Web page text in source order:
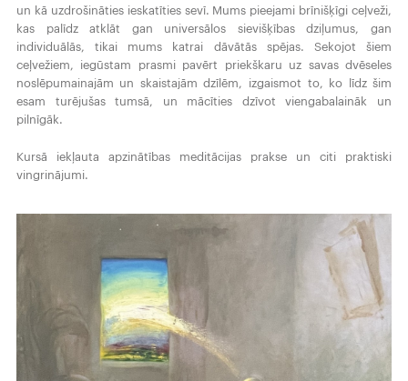
un kā uzdrošināties ieskatīties sevī. Mums pieejami brīnišķīgi ceļveži,
kas palīdz atklāt gan universālos sievišķības dziļumus, gan
individuālās, tikai mums katrai dāvātās spējas. Sekojot šiem
ceļvežiem, iegūstam prasmi pavērt priekškaru uz savas dvēseles
noslēpumainajām un skaistajām dzīlēm, izgaismot to, ko līdz šim
esam turējušas tumsā, un mācīties dzīvot viengabalaināk un
pilnīgāk.
Kursā iekļauta apzinātības meditācijas prakse un citi praktiski
vingrinājumi.